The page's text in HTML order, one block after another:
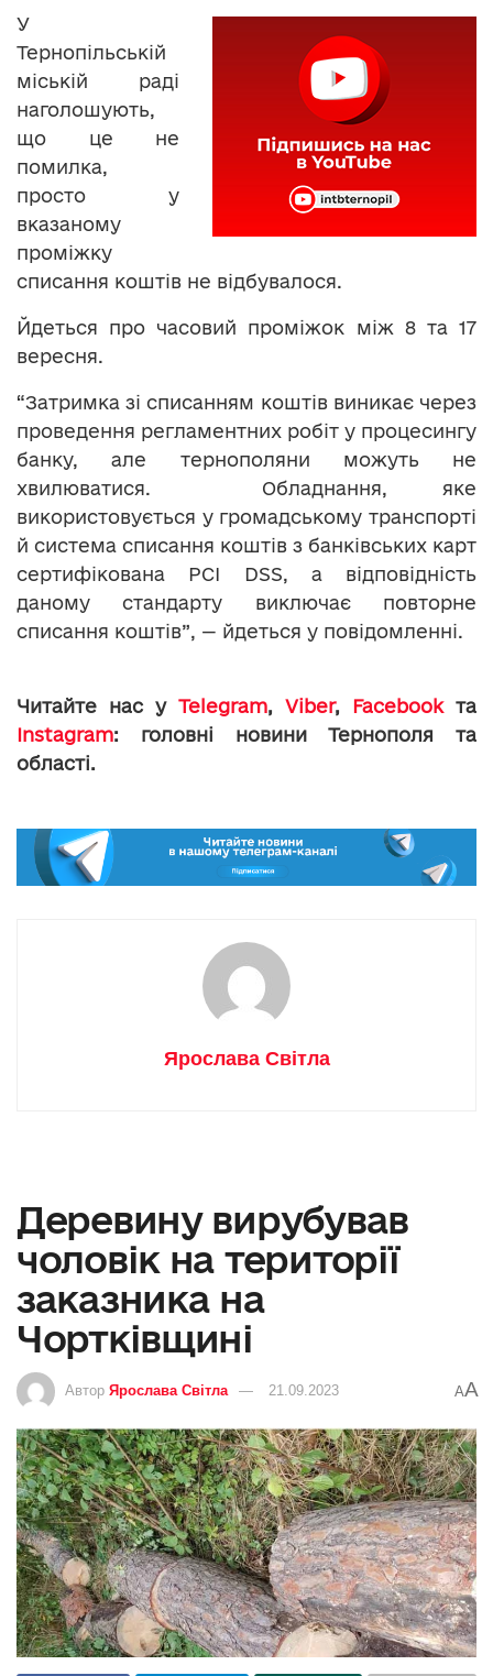
У
Тернопільській
міській раді
наголошують,
що це не
помилка,
просто у
вказаному
проміжку
списання коштів не відбувалося.
Йдеться про часовий проміжок між 8 та 17
вересня.
“Затримка зі списанням коштів виникає через
проведення регламентних робіт у процесингу
банку, але тернополяни можуть не
хвилюватися. Обладнання, яке
використовується у громадському транспорті
й система списання коштів з банківських карт
сертифікована PCI DSS, а відповідність
даному стандарту виключає повторне
списання коштів”, — йдеться у повідомленні.
Читайте нас у Telegram, Viber, Facebookта
Instagram: головні новини Тернополя та
області.
Ярослава Світла
Деревину вирубував
чоловік на території
заказника на
Чортківщині
Автор Ярослава Світла 21.09.2023 AA